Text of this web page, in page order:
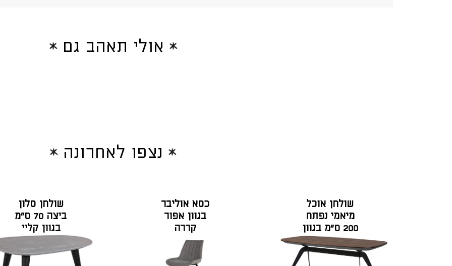
אולי תאהב גם
נצפו לאחרונה
שולחן אוכל
מיאמי נפתח
200 ס"מ בגוון
אגוז אמריקאי
כסא אוליבר
בגוון אפור
קררה
שולחן סלון
ביצה 70 ס"מ
בגוון קליי